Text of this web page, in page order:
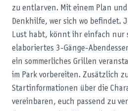
zu entlarven. Mit einem Plan
Denkhilfe, wer sich wo befindet.
Lust habt, könnt ihr einfach nur
elaboriertes 3-Gänge-
ein sommerliches Grillen
im Park vorbereiten. Zusätzlich
Startinformationen über die
vereinbaren, euch passend zu